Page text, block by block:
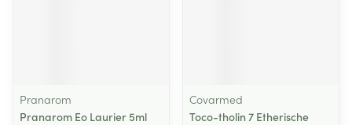
Pranarom
Pranarom Eo Laurier 5ml
Covarmed
Toco-tholin 7 Etherische